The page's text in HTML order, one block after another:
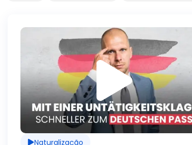
R
e
p
Naturalização